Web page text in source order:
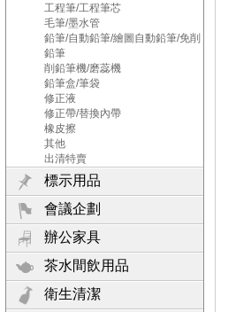
工程筆/工程筆芯
毛筆/墨水管
鉛筆/自動鉛筆/繪圖自動鉛筆/免削
鉛筆
削鉛筆機/磨蕊機
鉛筆盒/筆袋
修正液
修正帶/替換內帶
橡皮擦
其他
出清特賣
標示用品
會議企劃
辦公家具
茶水間飲用品
衛生清潔